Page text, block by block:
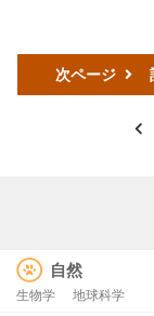
次ページ
<
自然
生物学 地球科学